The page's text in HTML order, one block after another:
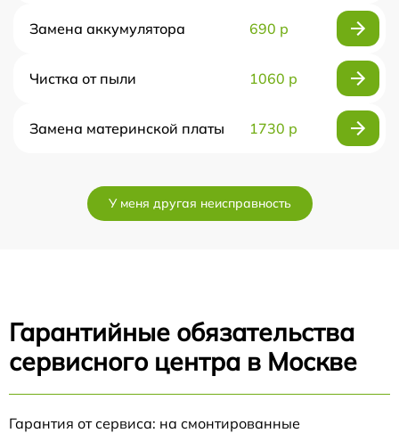
Замена аккумулятора 690 р
Чистка от пыли 1060 р
Замена материнской платы 1730 р
У меня другая неисправность
Гарантийные обязательства
сервисного центра в Москве
Гарантия от сервиса: на смонтированные